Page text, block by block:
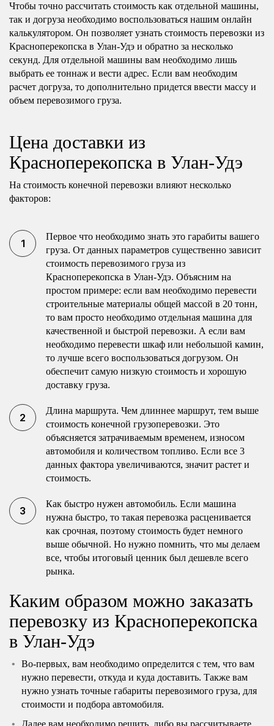
Чтобы точно рассчитать стоимость как отдельной машины,
так и догруза необходимо воспользоваться нашим онлайн
калькулятором. Он позволяет узнать стоимость перевозки из
Красноперекопска в Улан-Удэ и обратно за несколько
секунд. Для отдельной машины вам необходимо лишь
выбрать ее тоннаж и вести адрес. Если вам необходим
расчет догруза, то дополнительно придется ввести массу и
объем перевозимого груза.
Цена доставки из
Красноперекопска в Улан-Удэ
На стоимость конечной перевозки влияют несколько
факторов:
Первое что необходимо знать это гарабиты вашего
груза. От данных параметров существенно зависит
стоимость перевозимого груза из
Красноперекопска в Улан-Удэ. Объясним на
простом примере: если вам необходимо перевести
строительные материалы общей массой в 20 тонн,
то вам просто необходимо отдельная машина для
качественной и быстрой перевозки. А если вам
необходимо перевести шкаф или небольшой камин,
то лучше всего воспользоваться догрузом. Он
обеспечит самую низкую стоимость и хорошую
доставку груза.
Длина маршрута. Чем длиннее маршрут, тем выше
стоимость конечной грузоперевозки. Это
объясняется затрачиваемым временем, износом
автомобиля и количеством топливо. Если все 3
данных фактора увеличиваются, значит растет и
стоимость.
Как быстро нужен автомобиль. Если машина
нужна быстро, то такая перевозка расценивается
как срочная, поэтому стоимость будет немного
выше обычной. Но нужно помнить, что мы делаем
все, чтобы итоговый ценник был дешевле всего
рынка.
Каким образом можно заказать
перевозку из Красноперекопска
в Улан-Удэ
Во-первых, вам необходимо определится с тем, что вам
нужно перевести, откуда и куда доставить. Также вам
нужно узнать точные габариты перевозимого груза, для
стоимости и подбора автомобиля.
Далее вам необходимо решить, либо вы рассчитываете